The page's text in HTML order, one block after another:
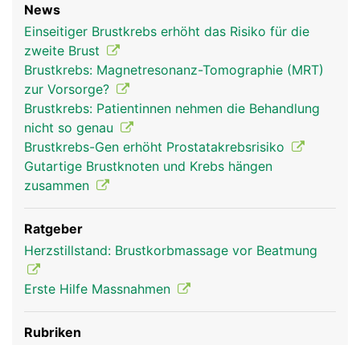
Brust Frau
News
Einseitiger Brustkrebs erhöht das Risiko für die
zweite Brust
Brustkrebs: Magnetresonanz-Tomographie (MRT)
zur Vorsorge?
Brustkrebs: Patientinnen nehmen die Behandlung
nicht so genau
Brustkrebs-Gen erhöht Prostatakrebsrisiko
Gutartige Brustknoten und Krebs hängen
zusammen
Ratgeber
Herzstillstand: Brustkorbmassage vor Beatmung
Erste Hilfe Massnahmen
Rubriken